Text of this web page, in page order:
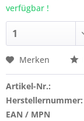
verfügbar !
Merken
Artikel-Nr.:
Herstellernummer:
EAN / MPN